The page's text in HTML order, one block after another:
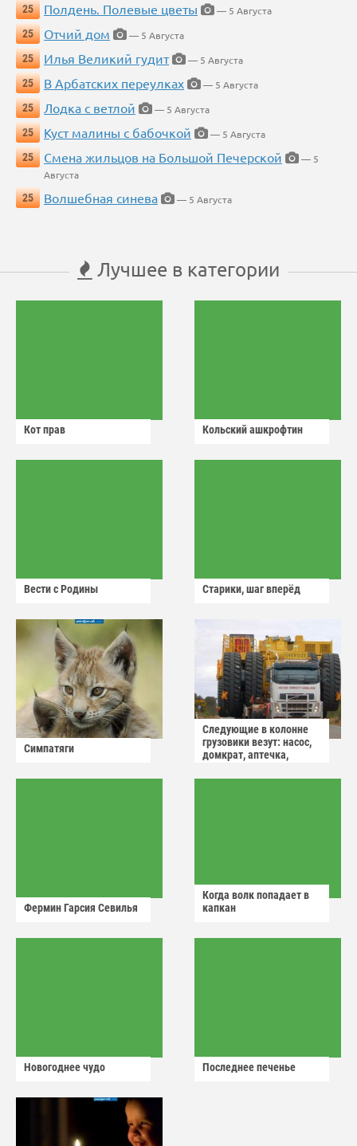
25
Полдень. Полевые цветы
— 5 Августа
25
Отчий дом
— 5 Августа
25
Илья Великий гудит
— 5 Августа
25
В Арбатских переулках
— 5 Августа
25
Лодка с ветлой
— 5 Августа
25
Куст малины с бабочкой
— 5 Августа
25
Смена жильцов на Большой Печерской
— 5
Августа
25
Волшебная синева — 5 Августа
Лучшее в категории
Кот прав Кольский ашкрофтин
Вести с Родины Старики, шаг вперёд
Симпатяги
Следующие в колонне
грузовики везут: насос,
домкрат, аптечка,
Фермин Гарсия Севилья
Когда волк попадает в
капкан
Новогоднее чудо Последнее печенье